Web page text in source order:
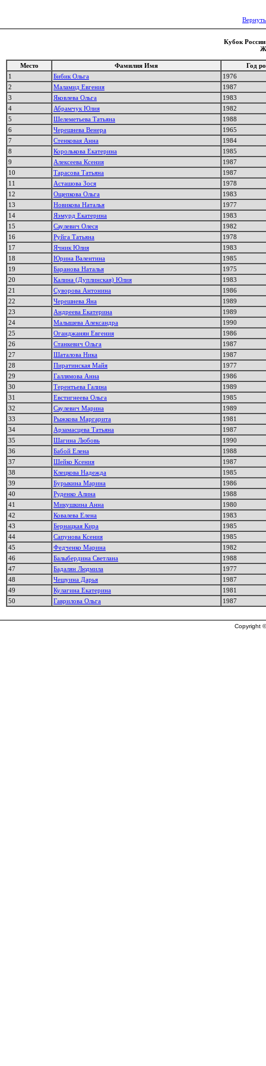
Кубок
Место Фамилия Имя
Год
1
Бибик Ольга
1976
2
Маламид Евгения
1987
3
Яковлева Ольга
1983
4
Абрамчук Юлия
1982
5
Шелеметьева Татьяна
1988
6
Черешнева Венера
1965
7
Стенковая Анна
1984
8
Королькова Екатерина
1985
9
Алексеева Ксения
1987
10
Тарасова Татьяна
1987
11
Асташова Зося
1978
12
Ощепкова Ольга
1983
13
Новикова Наталья
1977
14
Яэмурд Екатерина
1983
15
Саулевич Олеся
1982
16
Руйга Татьяна
1978
17
Ячник Юлия
1983
18
Юрина Валентина
1985
19
Баранова Наталья
1975
20
Калина (Дуплинская) Юлия
1983
21
Суворова Антонина
1986
22
Черешнева Яна
1989
23
Андреева Екатерина
1989
24
Малышева Александра
1990
25
Оганджанян Евгения
1986
26
Станкевич Ольга
1987
27
Шаталова Ника
1987
28
Пиратинская Майя
1977
29
Галлямова Анна
1986
30
Терентьева Галина
1989
31
Евстигнеева Ольга
1985
32
Саулевич Марина
1989
33
Рыжкова Маргарита
1981
34
Арзамасцева Татьяна
1987
35
Шагина Любовь
1990
36
Бабой Елена
1988
37
Шейко Ксения
1987
38
Клецкова Надежда
1985
39
Бурыкина Марина
1986
40
Руденко Алина
1988
41
Микушкина Анна
1980
42
Ковалева Елена
1983
43
Бернацкая Кира
1985
44
Сапунова Ксения
1985
45
Федченко Марина
1982
46
Балыбердина Светлана
1988
47
Бадалян Людмила
1977
48
Чешуина Дарья
1987
49
Кулагина Екатерина
1981
50
Гаврилова Ольга 1987
Copyright